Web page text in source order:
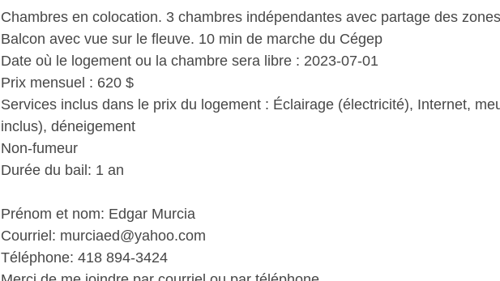
Chambres en colocation. 3 chambres indépendantes avec partage des
Balcon avec vue sur le fleuve. 10 min de marche du Cégep
Date où le logement ou la chambre sera libre : 2023-07-01
Prix mensuel : 620 $
Services inclus dans le prix du logement : Éclairage (électricité), Internet,
inclus), déneigement
Non-fumeur
Durée du bail: 1 an
Prénom et nom: Edgar Murcia
Courriel: murciaed@yahoo.com
Téléphone: 418 894-3424